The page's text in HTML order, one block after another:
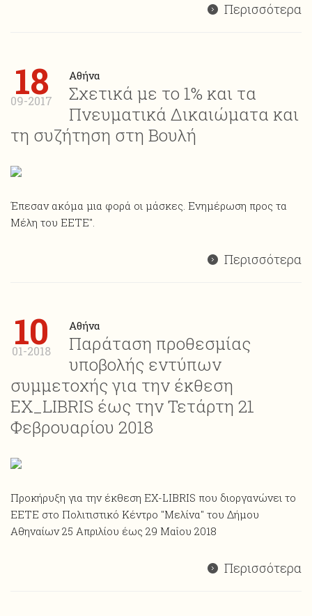
Περισσότερα
18
09-2017
Αθήνα
Σχετικά με το 1% και τα
Πνευματικά Δικαιώματα και
τη συζήτηση στη Βουλή
Έπεσαν ακόμα μια φορά οι μάσκες. Ενημέρωση προς τα
Μέλη του ΕΕΤΕ".
Περισσότερα
10
01-2018
Αθήνα
Παράταση προθεσμίας
υποβολής εντύπων
συμμετοχής για την έκθεση
ΕΧ_LIBRIS έως την Τετάρτη 21
Φεβρουαρίου 2018
Προκήρυξη για την έκθεση ΕΧ-LIBRIS που διοργανώνει το
ΕΕΤΕ στο Πολιτιστικό Κέντρο "Μελίνα" του Δήμου
Αθηναίων 25 Απριλίου έως 29 Μαΐου 2018
Περισσότερα